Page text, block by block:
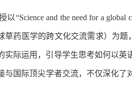
以“Science and the need for a global
草药医学的跨文化交流需求）为
实际运用，引导学生思考如何以
与国际顶尖学者交流，不仅深化